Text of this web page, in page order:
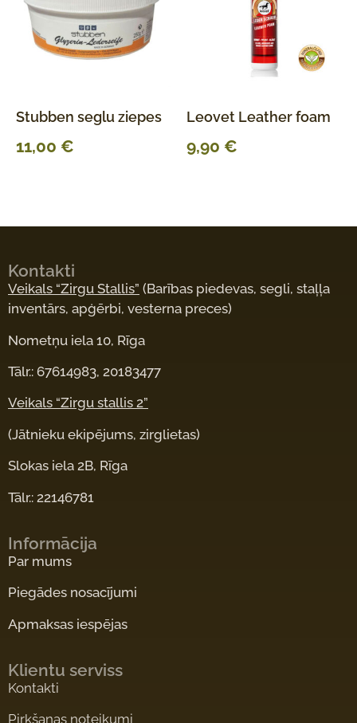
Stubben seglu ziepes
11,00 €
Leovet Leather foam
9,90 €
Kontakti
Veikals “Zirgu Stallis” (Barības piedevas, segli, staļļa
inventārs, apģērbi, vesterna preces)
Nometņu iela 10, Rīga
Tālr.: 67614983, 20183477
Veikals “Zirgu stallis 2”
(Jātnieku ekipējums, zirglietas)
Slokas iela 2B, Rīga
Tālr.: 22146781
Informācija
Par mums
Piegādes nosacījumi
Apmaksas iespējas
Klientu serviss
Kontakti
Pirkšanas noteikumi